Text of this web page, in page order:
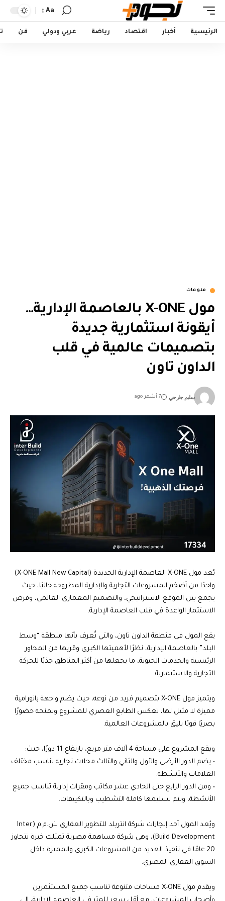
Resizer
Aa
الرئيسية أخبار اقتصاد رياضة عربي ودولي فن
منوعات
مول X-ONE بالعاصمة الإدارية…
أيقونة استثمارية جديدة
بتصميمات عالمية في قلب
الداون تاون
سليم جارحي 7 أشهر ago
يُعد مول X-ONE العاصمة الإدارية الجديدة (X-ONE Mall New Capital)
واحدًا من أضخم المشروعات التجارية والإدارية المطروحة حاليًا، حيث
يجمع بين الموقع الاستراتيجي، والتصميم المعماري العالمي، وفرص
الاستثمار الواعدة في قلب العاصمة الإدارية.
يقع المول في منطقة الداون تاون، والتي تُعرف بأنها منطقة “وسط
البلد” بالعاصمة الإدارية، نظرًا لأهميتها الكبرى وقربها من المحاور
الرئيسية والخدمات الحيوية، ما يجعلها من أكثر المناطق جذبًا للحركة
التجارية والاستثمارية.
ويتميز مول X-ONE بتصميم فريد من نوعه، حيث يضم واجهة بانورامية
مميزة لا مثيل لها، تعكس الطابع العصري للمشروع وتمنحه حضورًا
بصريًا قويًا يليق بالمشروعات العالمية.
ويقع المشروع على مساحة 4 آلاف متر مربع، بارتفاع 11 دورًا، حيث:
• يضم الدور الأرضي والأول والثاني والثالث محلات تجارية تناسب مختلف
العلامات والأنشطة.
• ومن الدور الرابع حتى الحادي عشر مكاتب ومقرات إدارية تناسب جميع
الأنشطة، ويتم تسليمها كاملة التشطيب وبالتكييفات.
ويُعد المول أحد إنجازات شركة انتربلد للتطوير العقاري ش.م.م (Inter
Build Development)، وهي شركة مساهمة مصرية تمتلك خبرة تتجاوز
20 عامًا في تنفيذ العديد من المشروعات الكبرى والمميزة داخل
السوق العقاري المصري.
ويقدم مول X-ONE مساحات متنوعة تناسب جميع المستثمرين